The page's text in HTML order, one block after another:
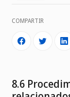
COMPARTIR
8.6